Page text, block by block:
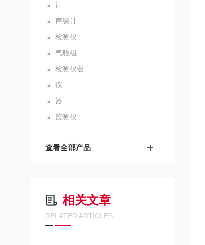
计
声级计
检测仪
气瓶组
检测仪器
仪
器
监测仪
查看全部产品
相关文章
RELATED ARTICLES